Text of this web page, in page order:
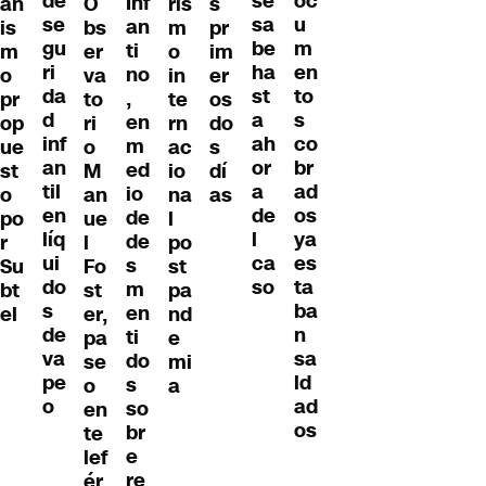
is
m
o
pr
op
ue
st
o
po
r
Su
bt
el
se
gu
ri
da
d
inf
an
til
en
líq
ui
do
s
de
va
pe
o
bs
er
va
to
ri
o
M
an
ue
l
Fo
st
er,
pa
se
o
en
te
lef
an
ti
no
,
en
m
ed
io
de
de
s
m
en
ti
do
s
so
br
e
m
o
in
te
rn
ac
io
na
l
po
st
pa
nd
e
mi
a
pr
im
er
os
do
s
dí
as
sa
be
ha
st
a
ah
or
a
de
l
ca
so
u
m
en
to
s
co
br
ad
os
ya
es
ta
ba
n
sa
ld
ad
os